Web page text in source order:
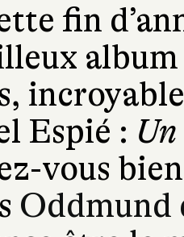
fin
album
Espié :
vous
Oddmund